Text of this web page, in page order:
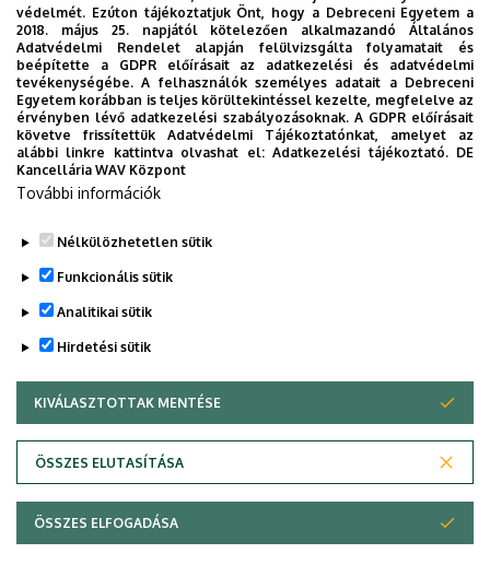
Tagjaink sokszínűek, mégis összetartók, mindenki másban
erős és célunk, hogy közösen alkossunk valami értékeset
és éppen ez az, ami igazán működőképessé tesz minket. A
legfontosabb célunk, hogy támogassuk egymást abban,
hogy kibontakozzunk mind szakmailag, mind emberileg.
Aktív tagként nálunk megtalálhatod azt a helyet, ahol
fejlődhetsz és közben mindig társaságra lelsz.
Legutóbbi frissítés:
Adatvédelem
Copyright © 2026 Unideb
védelmét. Ezúton tájékoztatjuk Önt, hogy a Debreceni Egyetem a
2018. május 25. napjától kötelezően alkalmazandó Általános
Adatvédelmi Rendelet alapján felülvizsgálta folyamatait és
beépítette a GDPR előírásait az adatkezelési és adatvédelmi
tevékenységébe. A felhasználók személyes adatait a Debreceni
Egyetem korábban is teljes körültekintéssel kezelte, megfelelve az
érvényben lévő adatkezelési szabályozásoknak. A GDPR előírásait
követve frissítettük Adatvédelmi Tájékoztatónkat, amelyet az
alábbi linkre kattintva olvashat el:Adatkezelési tájékoztató. DE
Kancellária WAV Központ
További információk
Nélkülözhetetlen sütik
Funkcionális sütik
Analitikai sütik
Hirdetési sütik
KIVÁLASZTOTTAK MENTÉSE
ÖSSZES ELUTASÍTÁSA
WITHDRAW CONSENT
ÖSSZES ELFOGADÁSA